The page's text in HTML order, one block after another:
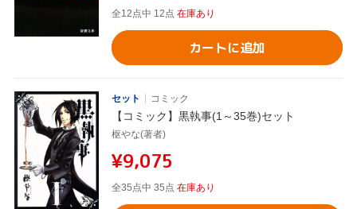
全12点中 12点 在庫あり
カートに追加
セット コミック
【コミック】黒執事(1～35巻)セット
枢やな(著者)
¥9,075
全35点中 35点 在庫あり